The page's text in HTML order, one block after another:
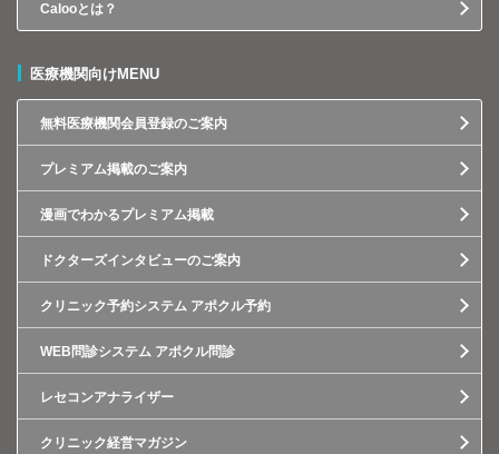
Calooとは？
医療機関向けMENU
無料医療機関会員登録のご案内
プレミアム掲載のご案内
漫画でわかるプレミアム掲載
ドクターズインタビューのご案内
クリニック予約システム アポクル予約
WEB問診システム アポクル問診
レセコンアナライザー
クリニック経営マガジン